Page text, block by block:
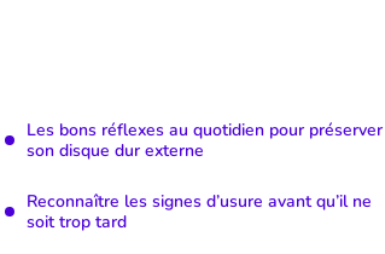
Les bons réflexes au quotidien pour préserver
son disque dur externe
Reconnaître les signes d’usure avant qu’il ne
soit trop tard